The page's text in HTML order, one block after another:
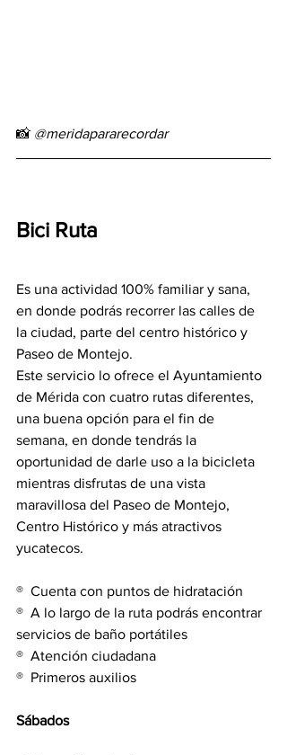
📸 @meridapararecordar
Bici Ruta
Es una actividad 100% familiar y sana,
en donde podrás recorrer las calles de
la ciudad, parte del centro histórico y
Paseo de Montejo.
Este servicio lo ofrece el Ayuntamiento
de Mérida con cuatro rutas diferentes,
una buena opción para el fin de
semana, en donde tendrás la
oportunidad de darle uso a la bicicleta
mientras disfrutas de una vista
maravillosa del Paseo de Montejo,
Centro Histórico y más atractivos
yucatecos.
®  Cuenta con puntos de hidratación
®  A lo largo de la ruta podrás encontrar
servicios de baño portátiles
®  Atención ciudadana
®  Primeros auxilios
Sábados